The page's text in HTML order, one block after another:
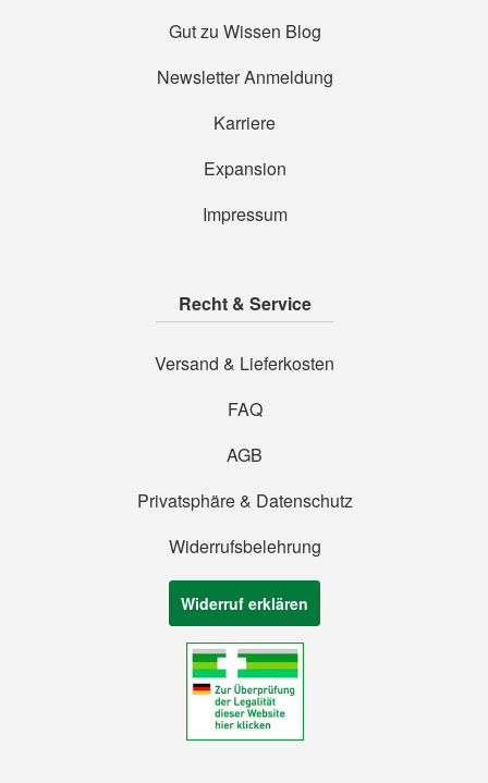
Gut zu Wissen Blog
Newsletter Anmeldung
Karriere
Expansion
Impressum
Recht & Service
Versand & Lieferkosten
FAQ
AGB
Privatsphäre & Datenschutz
Widerrufsbelehrung
Widerruf erklären